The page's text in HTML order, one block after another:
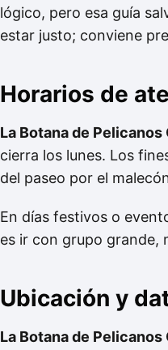
lógico, pero esa guía
estar justo; conviene
Horarios de
La Botana de Pelicanos
cierra los lunes. Los
del paseo por el
En días festivos o
es ir con grupo grande,
Ubicación y
La Botana de Pelicanos